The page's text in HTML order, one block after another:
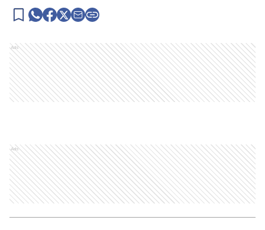
Ads
Ads